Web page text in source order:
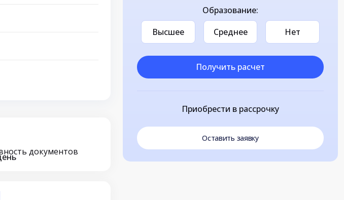
документов
Образование:
Высшее
Среднее Нет
Получить расчет
Приобрести в рассрочку
Оставить заявку